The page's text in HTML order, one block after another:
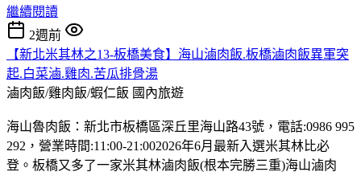
繼續閱讀
2週前
【新北米其林之13-板橋美食】海山滷肉飯.板橋滷肉飯異軍突
起.白菜滷.雞肉.苦瓜排骨湯
滷肉飯/雞肉飯/蝦仁飯 國內旅遊
海山魯肉飯：新北市板橋區深丘里海山路43號，電話:0986 995
292，營業時間:11:00-21:002026年6月最新入選米其林比必
登。板橋又多了一家米其林滷肉飯(根本完勝三重)海山滷肉